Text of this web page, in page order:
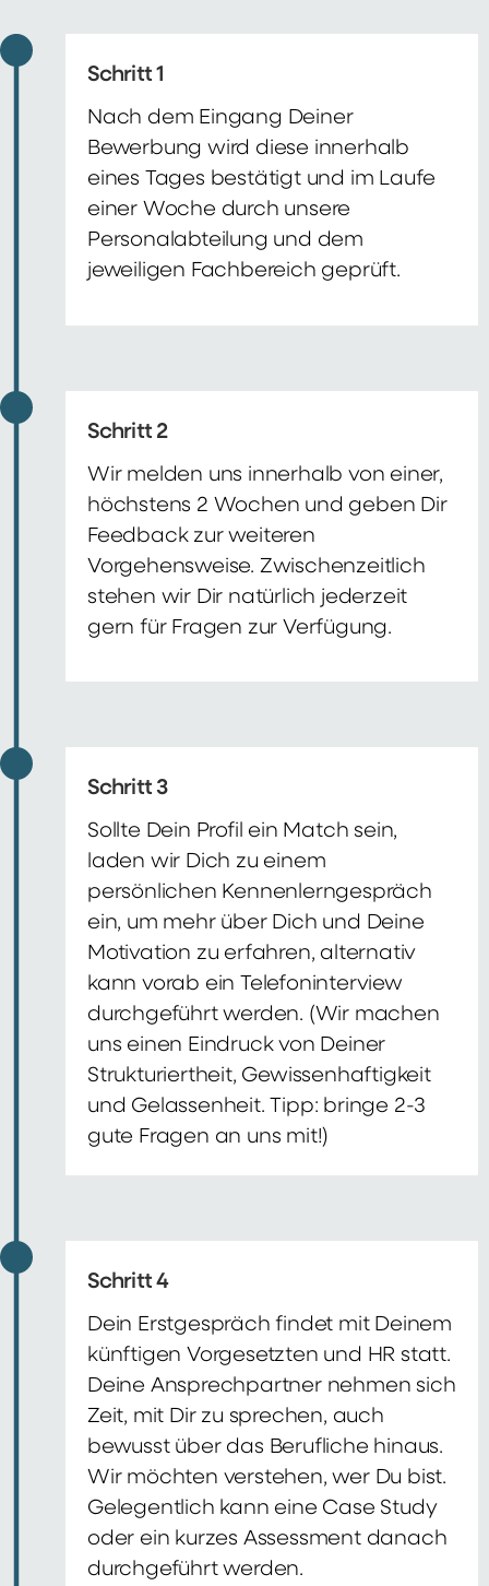
Schritt 1
Nach dem Eingang Deiner
Bewerbung wird diese innerhalb
eines Tages bestätigt und im Laufe
einer Woche durch unsere
Personalabteilung und dem
jeweiligen Fachbereich geprüft.
Schritt 2
Wir melden uns innerhalb von einer,
höchstens 2 Wochen und geben Dir
Feedback zur weiteren
Vorgehensweise. Zwischenzeitlich
stehen wir Dir natürlich jederzeit
gern für Fragen zur Verfügung.
Schritt 3
Sollte Dein Profil ein Match sein,
laden wir Dich zu einem
persönlichen Kennenlerngespräch
ein, um mehr über Dich und Deine
Motivation zu erfahren, alternativ
kann vorab ein Telefoninterview
durchgeführt werden. (Wir machen
uns einen Eindruck von Deiner
Strukturiertheit, Gewissenhaftigkeit
und Gelassenheit. Tipp: bringe 2-3
gute Fragen an uns mit!)
Schritt 4
Dein Erstgespräch findet mit Deinem
künftigen Vorgesetzten und HR statt.
Deine Ansprechpartner nehmen sich
Zeit, mit Dir zu sprechen, auch
bewusst über das Berufliche hinaus.
Wir möchten verstehen, wer Du bist.
Gelegentlich kann eine Case Study
oder ein kurzes Assessment danach
durchgeführt werden.